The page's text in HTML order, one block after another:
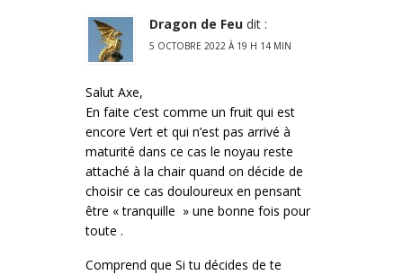
Dragon de Feu dit :
5 OCTOBRE 2022 À 19 H 14 MIN
Salut Axe,
En faite c’est comme un fruit qui est
encore Vert et qui n’est pas arrivé à
maturité dans ce cas le noyau reste
attaché à la chair quand on décide de
choisir ce cas douloureux en pensant
être « tranquille » une bonne fois pour
toute .
Comprend que Si tu décides de te